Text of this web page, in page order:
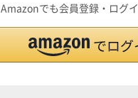
Amazonでも会員登録・ログ